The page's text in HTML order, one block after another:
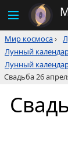
Мир космоса›
Лунный
Лунный
Свадьба 26